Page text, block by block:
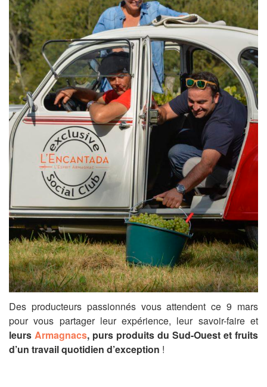
Des producteurs passionnés vous attendent ce 9 mars
pour vous partager leur expérience, leur savoir-faire et
leurs Armagnacs, purs produits du Sud-Ouest et fruits
d’un travailquotidien d’exception !